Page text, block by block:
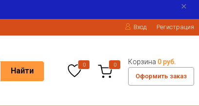
Вход Регистрация
Найти
0 0 Корзина 0 руб.
Оформить заказ